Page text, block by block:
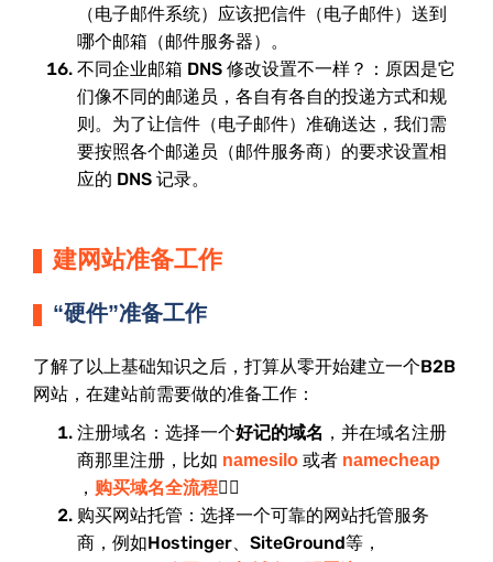
（电子邮件系统）应该把信件（电子邮件）送到
哪个邮箱（邮件服务器）。
不同企业邮箱 DNS 修改设置不一样？：原因是它
们像不同的邮递员，各自有各自的投递方式和规
则。为了让信件（电子邮件）准确送达，我们需
要按照各个邮递员（邮件服务商）的要求设置相
应的 DNS 记录。
建网站准备工作
“硬件”准备工作
了解了以上基础知识之后，打算从零开始建立一个B2B
网站，在建站前需要做的准备工作：
注册域名：选择一个好记的域名 ，并在域名注册
商那里注册，比如 namesilo 或者 namecheap
， 购买域名全流程👉🏻
购买网站托管：选择一个可靠的网站托管服务
商，例如Hostinger、SiteGround等，